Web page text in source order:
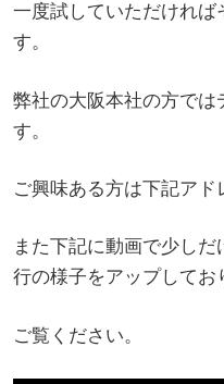
一度試していただければ
す。
弊社の大阪本社の方で
す。
ご興味ある方は下記アド
また下記に動画で少し
行の様子をアップしてお
ご覧ください。